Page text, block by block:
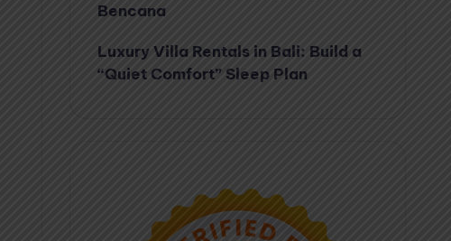
Bencana
Luxury Villa Rentals in Bali: Build a
“Quiet Comfort” Sleep Plan